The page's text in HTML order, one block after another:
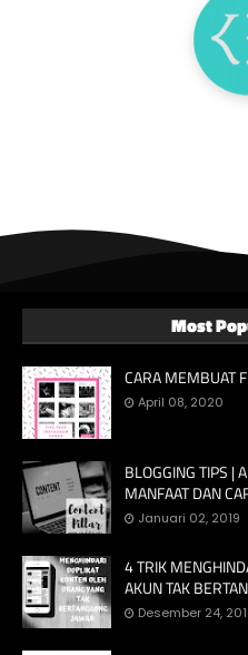
Most
CARA MEMBUAT
April 08, 2020
BLOGGING TIPS |
MANFAAT DAN
Januari 02, 2019
4 TRIK
AKUN TAK
Desember 24,